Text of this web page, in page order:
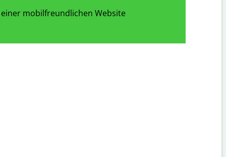
mobilfreundlichen Website